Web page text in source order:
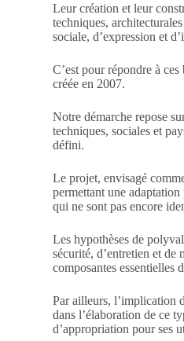
Leur création et leur
techniques,
sociale, d’expression et
C’est pour répondre à
créée en 2007.
Notre démarche repose
techniques, sociales et
défini.
Le projet, envisagé
permettant une
qui ne sont pas encore
Les hypothèses de
sécurité, d’entretien et de
composantes essentielles
Par ailleurs, l’implication
dans l’élaboration de ce
d’appropriation pour ses